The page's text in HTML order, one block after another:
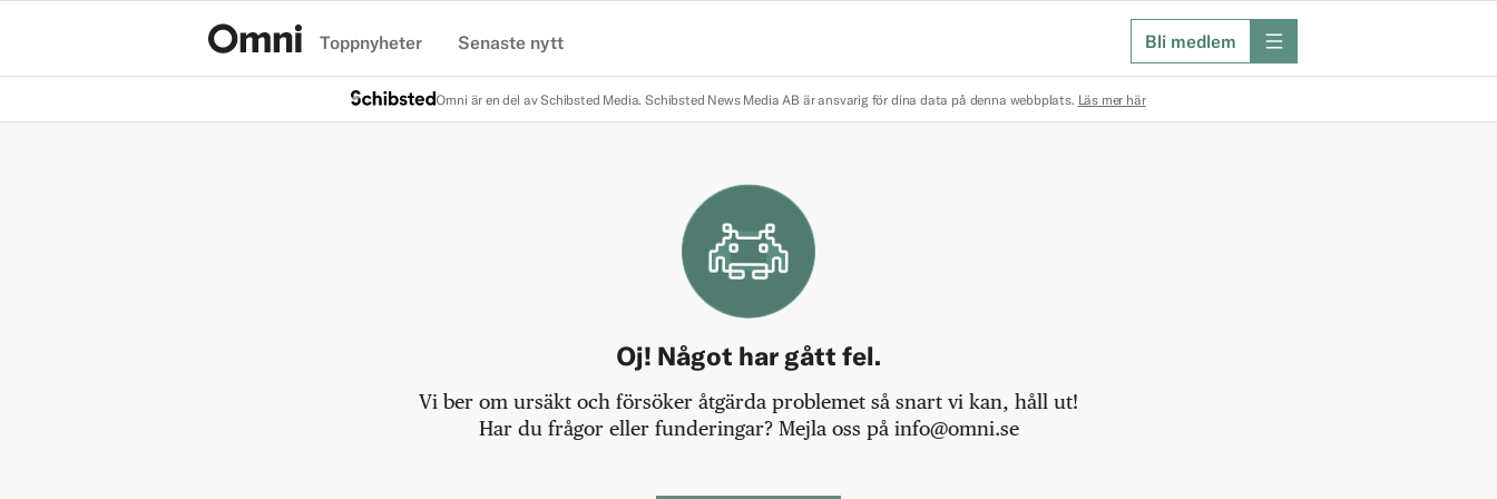
Toppnyheter Senaste nytt Bli medlem meny
Omni är en del av Schibsted Media. Schibsted News Media AB är ansvarig för dina data på denna webbplats. Läs mer här
Oj! Något har gått fel.
Vi ber om ursäkt och försöker åtgärda problemet så snart vi kan, håll ut!
Har du frågor eller funderingar? Mejla oss på info@omni.se